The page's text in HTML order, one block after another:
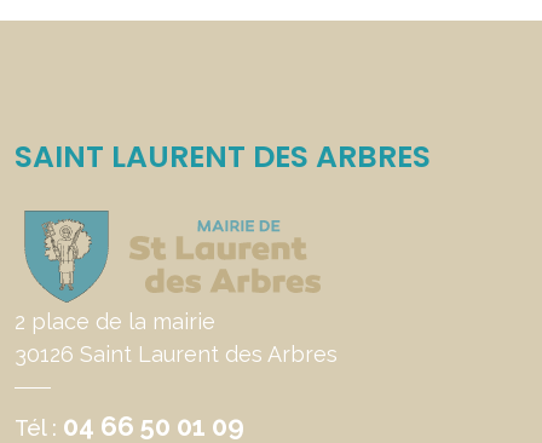
SAINT LAURENT DES ARBRES
2 place de la mairie
30126 Saint Laurent des Arbres
Tél : 04 66 50 01 09